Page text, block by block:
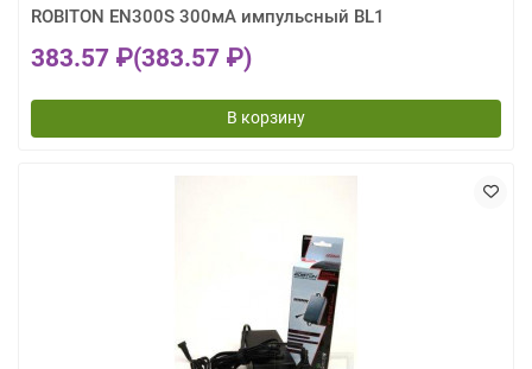
ROBITON EN300S 300мА импульсный BL1
383.57 ₽(383.57 ₽)
В корзину